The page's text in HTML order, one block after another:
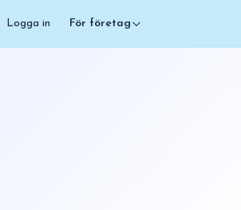
Logga in För företag